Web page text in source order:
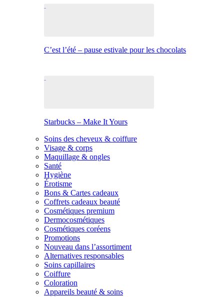
C’est l’été – pause estivale pour les chocolats
Starbucks – Make It Yours
Soins des cheveux & coiffure
Visage & corps
Maquillage & ongles
Santé
Hygiène
Érotisme
Bons & Cartes cadeaux
Coffrets cadeaux beauté
Cosmétiques premium
Dermocosmétiques
Cosmétiques coréens
Promotions
Nouveau dans l’assortiment
Alternatives responsables
Soins capillaires
Coiffure
Coloration
Appareils beauté & soins